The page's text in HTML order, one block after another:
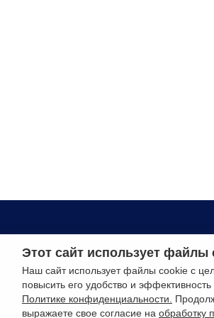
РУССО ТУРИСТО, 2026
Разработка сайта —
Этот сайт использует файлы
Наш сайт использует файлы cookie с
повысить его удобство и
Политике конфиденциальности.
выражаете свое согласие на обработку